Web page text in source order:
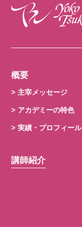
概要
主宰メッセージ
アカデミーの特色
実績・プロフィール
講師紹介